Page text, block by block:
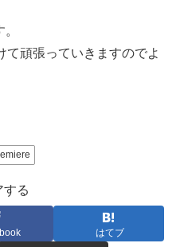
て頑張っていきますのでよ
する
はてブ